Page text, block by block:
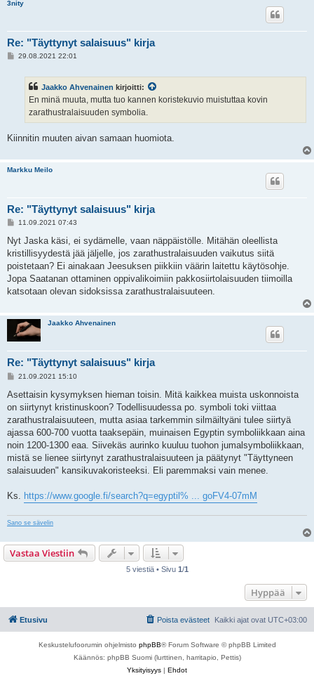
3nity
Re: "Täyttynyt salaisuus" kirja
V29.08.2021 22:01
Jaakko Ahvenainen kirjoitti:
En minä muuta, mutta tuo kannen koristekuvio muistuttaa kovin
zarathustralaisuuden symbolia.
Kiinnitin muuten aivan samaan huomiota.
Markku Meilo
Re: "Täyttynyt salaisuus" kirja
V
e
s
t
i
11.09.2021 07:43
Nyt Jaska käsi, ei sydämelle, vaan näppäistölle. Mitähän oleellista
kristillisyydestä jää jäljelle, jos zarathustralaisuuden vaikutus siitä
poistetaan? Ei ainakaan Jeesuksen piikkiin väärin laitettu käytösohje.
Jopa Saatanan ottaminen oppivalikoimiin pakkosiirtolaisuuden tiimoilla
katsotaan olevan sidoksissa zarathustralaisuuteen.
Jaakko Ahvenainen
Re: "Täyttynyt salaisuus" kirja
V
e
t
i
21.09.2021 15:10
Asettaisin kysymyksen hieman toisin. Mitä kaikkea muista uskonnoista
on siirtynyt kristinuskoon? Todellisuudessa po. symboli toki viittaa
zarathustralaisuuteen, mutta asiaa tarkemmin silmäiltyäni tulee siirtyä
ajassa 600-700 vuotta taaksepäin, muinaisen Egyptin symboliikkaan aina
noin 1200-1300 eaa. Siivekäs aurinko kuuluu tuohon jumalsymboliikkaan,
mistä se lienee siirtynyt zarathustralaisuuteen ja päätynyt "Täyttyneen
salaisuuden" kansikuvakoristeeksi. Eli paremmaksi vain menee.
Ks. https://www.google.fi/search?q=egyptil% ... goFV4-07mM
Sano se sävelin
Vastaa Viestiin
5 viestiä • Sivu 1/1
Hyppää
Etusivu Kaikki ajat ovat UTC+03:00
Poista evästeet
Keskustelufoorumin ohjelmisto phpBB® Forum Software © phpBB Limited
Käännös: phpBB Suomi (lurttinen, harritapio, Pettis)
Yksityisyys
Ehdot